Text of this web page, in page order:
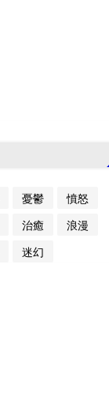
憂鬱
憤怒
治癒
浪漫
迷幻